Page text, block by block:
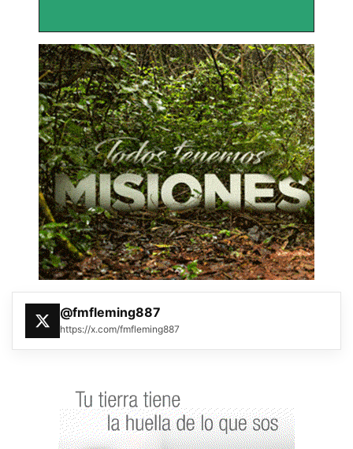
@fmfleming887
https://x.com/fmfleming887